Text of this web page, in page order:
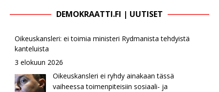
DEMOKRAATTI.FI | UUTISET
Oikeuskansleri: ei toimia ministeri Rydmanista tehdyistä
kanteluista
3 elokuun 2026
Oikeuskansleri ei ryhdy ainakaan tässä
vaiheessa toimenpiteisiin sosiaali- ja